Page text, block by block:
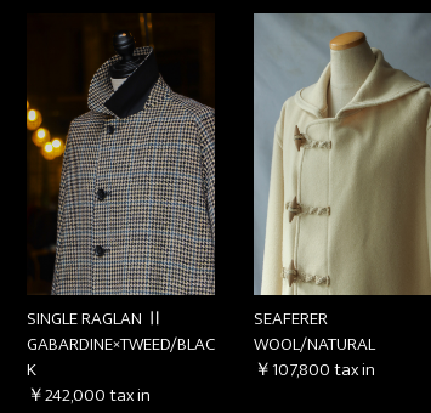
SINGLE RAGLAN Ⅱ
GABARDINE×TWEED/BLAC
K
￥242,000tax in
SEAFERER
WOOL/NATURAL
￥107,800tax in